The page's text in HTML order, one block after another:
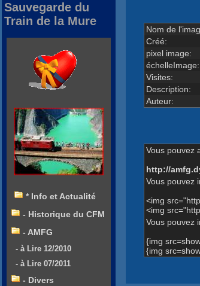
Nom de
Créé:
pixel image:
échelleImage:
Visites:
Description:
Auteur:
Vous pouvez
http://
Vous pouvez
<img
<img
Vous pouvez
{img
{img
Sauvegarde du
Train de la Mure
* Info et Actualité
- Historique du CFM
- AMFG
- à Lire 12/2010
- à Lire 07/2011
- Divers